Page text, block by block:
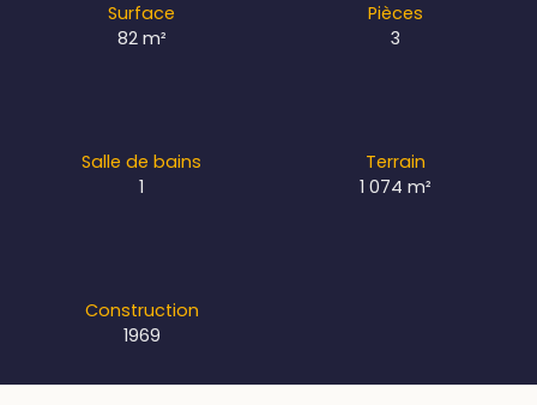
Surface
82 m²
Pièces
3
Salle de bains
1
Terrain
1 074 m²
Construction
1969